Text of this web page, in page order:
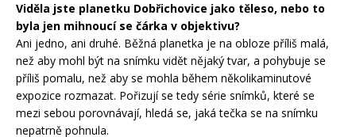
Viděla jste planetku Dobřichovice jako těleso, nebo to
byla jen mihnoucí se čárka v objektivu?
Ani jedno, ani druhé. Běžná planetka je na obloze příliš malá,
než aby mohl být na snímku vidět nějaký tvar, a pohybuje se
příliš pomalu, než aby se mohla během několikaminutové
expozice rozmazat. Pořizují se tedy série snímků, které se
mezi sebou porovnávají, hledá se, jaká tečka se na snímku
nepatrně pohnula.